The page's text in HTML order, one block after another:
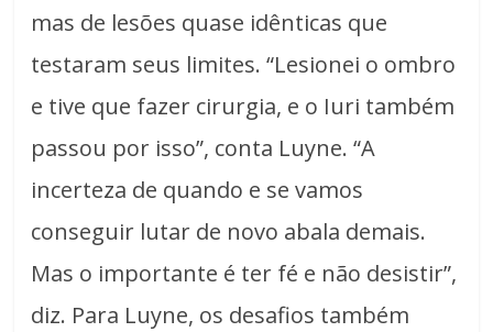
mas de lesões quase idênticas que
testaram seus limites. “Lesionei o ombro
e tive que fazer cirurgia, e o Iuri também
passou por isso”, conta Luyne. “A
incerteza de quando e se vamos
conseguir lutar de novo abala demais.
Mas o importante é ter fé e não desistir”,
diz. Para Luyne, os desafios também